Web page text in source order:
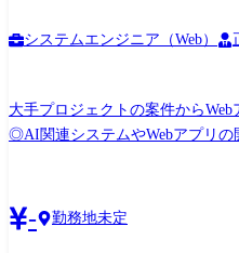
システムエンジニア（Web）
大手プロジェクトの案件からWebアプリ・業務シ
◎AI関連システムやWebアプリの開発 ◎Android
社の定める業務
- 勤務地未定